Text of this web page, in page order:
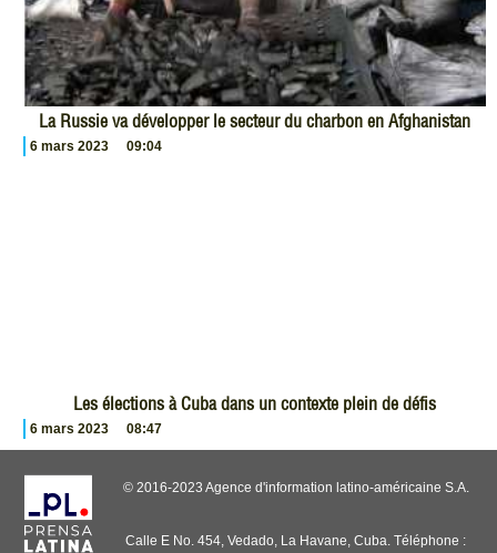
La Russie va développer le secteur du charbon en Afghanistan
6 mars 2023 09:04
Les élections à Cuba dans un contexte plein de défis
6 mars 2023 08:47
© 2016-2023 Agence d'information latino-américaine S.A.
Calle E No. 454, Vedado, La Havane, Cuba. Téléphone :